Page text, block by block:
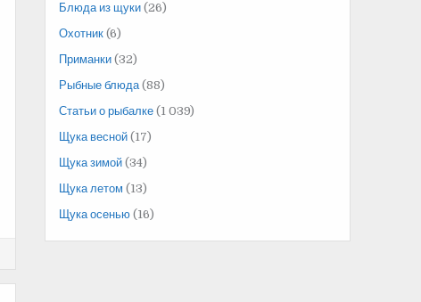
Блюда из щуки (26)
Охотник (6)
Приманки (32)
Рыбные блюда(88)
Статьи о рыбалке (1 039)
Щука весной (17)
Щука зимой (34)
Щука летом (13)
Щука осенью (16)